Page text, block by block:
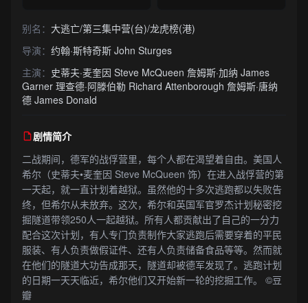
别名： 大逃亡/第三集中营(台)/龙虎榜(港)
导演： 约翰·斯特奇斯 John Sturges
主演： 史蒂夫·麦奎因 Steve McQueen 詹姆斯·加纳 James
Garner 理查德·阿滕伯勒 Richard Attenborough 詹姆斯·唐纳
德 James Donald
剧情简介
二战期间，德军的战俘营里，每个人都在渴望着自由。美国人
希尔（史蒂夫•麦奎因 Steve McQueen 饰）在进入战俘营的第
一天起，就一直计划着越狱。虽然他的十多次逃跑都以失败告
终，但希尔从未放弃。这次，希尔和英国军官罗杰计划秘密挖
掘隧道带领250人一起越狱。所有人都贡献出了自己的一分力
配合这次计划，有人专门负责制作大家逃跑后需要穿着的平民
服装、有人负责做假证件、还有人负责储备食品等等。然而就
在他们的隧道大功告成那天，隧道却被德军发现了。逃跑计划
的日期一天天临近，希尔他们又开始新一轮的挖掘工作。 ©豆
瓣